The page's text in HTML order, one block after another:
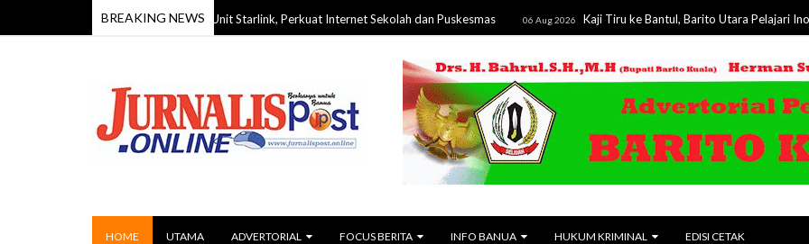
BREAKING NEWS
Timur Terima Hibah 70 Unit Starlink, Perkuat Internet Sekolah dan Puskesmas 06 Aug 2026 Kaji Tiru ke Bantul, Barito Utara Pelajari Inovasi Tata
HOME UTAMA ADVERTORIAL FOCUS BERITA INFO BANUA HUKUM KRIMINAL EDISI CETAK